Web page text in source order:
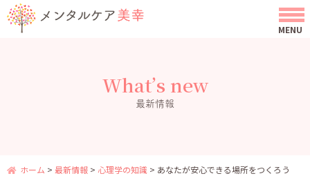
What’s new
最新情報
ホーム > 最新情報 > 心理学の知識 > あなたが安心できる場所をつくろう